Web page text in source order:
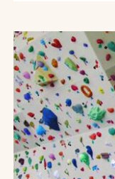
文字の見えづら